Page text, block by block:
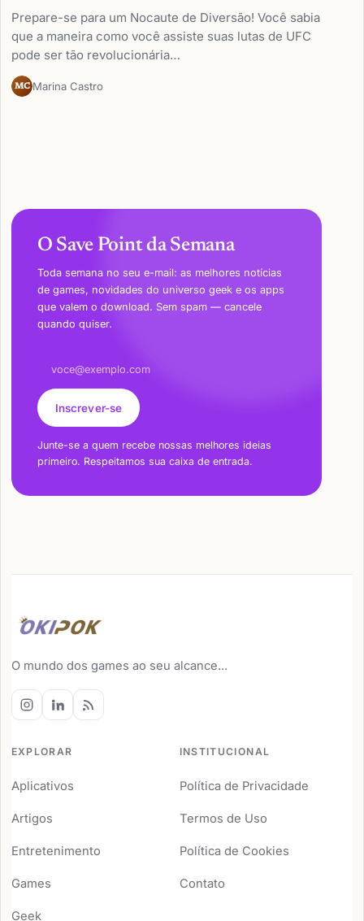
Prepare-se para um Nocaute de Diversão! Você sabia
que a maneira como você assiste suas lutas de UFC
pode ser tão revolucionária…
MC Marina Castro
O Save Point da Semana
Toda semana no seu e-mail: as melhores notícias
de games, novidades do universo geek e os apps
que valem o download. Sem spam — cancele
quando quiser.
Inscrever-se
Junte-se a quem recebe nossas melhores ideias
primeiro. Respeitamos sua caixa de entrada.
O mundo dos games ao seu alcance...
EXPLORAR
Aplicativos
Artigos
Entretenimento
Games
Geek
INSTITUCIONAL
Política de Privacidade
Termos de Uso
Política de Cookies
Contato